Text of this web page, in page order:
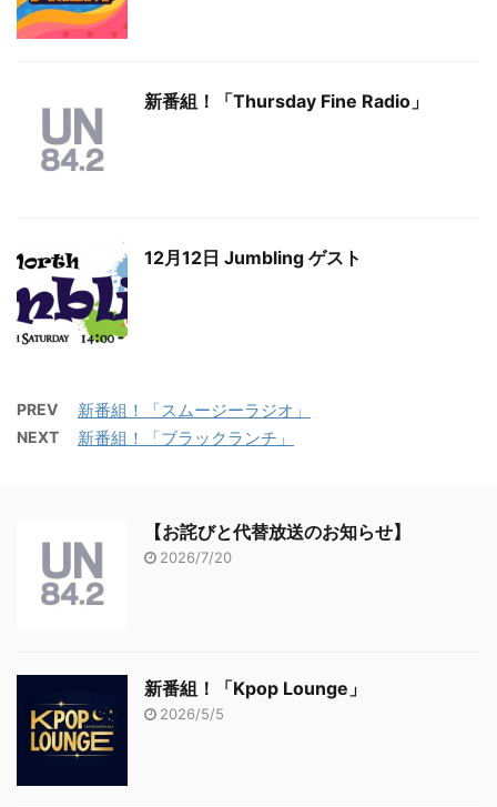
新番組！「Thursday Fine Radio」
12月12日 Jumbling ゲスト
PREV 新番組！「スムージーラジオ」
NEXT 新番組！「ブラックランチ」
【お詫びと代替放送のお知らせ】
2026/7/20
新番組！「Kpop Lounge」
2026/5/5